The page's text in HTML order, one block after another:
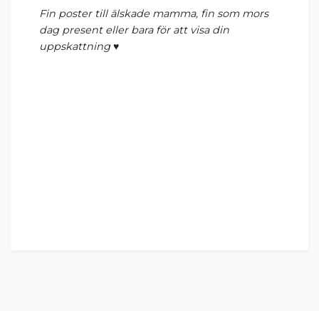
Fin poster till älskade mamma, fin som mors
dag present eller bara för att visa din
uppskattning ♥